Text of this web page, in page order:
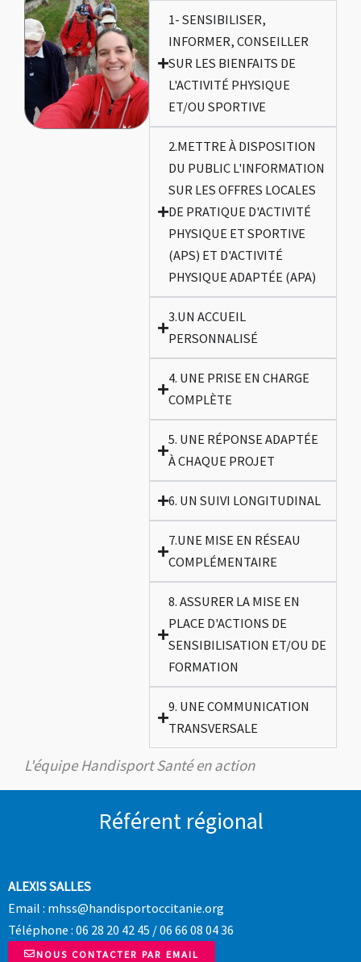
1- SENSIBILISER,
INFORMER, CONSEILLER
SUR LES BIENFAITS DE
L'ACTIVITÉ PHYSIQUE
ET/OU SPORTIVE
2.METTRE À DISPOSITION
DU PUBLIC L'INFORMATION
SUR LES OFFRES LOCALES
DE PRATIQUE D'ACTIVITÉ
PHYSIQUE ET SPORTIVE
(APS) ET D'ACTIVITÉ
PHYSIQUE ADAPTÉE (APA)
3.UN ACCUEIL
PERSONNALISÉ
4. UNE PRISE EN CHARGE
COMPLÈTE
5. UNE RÉPONSE ADAPTÉE
À CHAQUE PROJET
6. UN SUIVI LONGITUDINAL
7.UNE MISE EN RÉSEAU
COMPLÉMENTAIRE
8. ASSURER LA MISE EN
PLACE D'ACTIONS DE
SENSIBILISATION ET/OU DE
FORMATION
9. UNE COMMUNICATION
TRANSVERSALE
L'équipe Handisport Santé en action
Référent régional
ALEXIS SALLES
Email : mhss@handisportoccitanie.org
Téléphone : 06 28 20 42 45 / 06 66 08 04 36
NOUS CONTACTER PAR EMAIL